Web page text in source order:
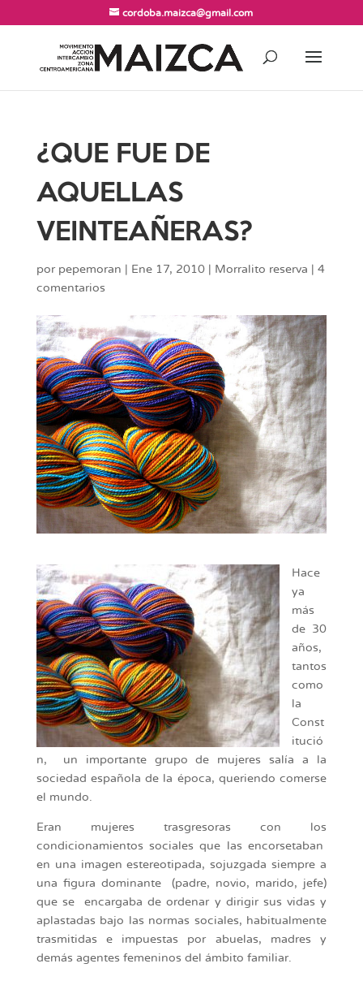
cordoba.maizca@gmail.com
¿QUE FUE DE
AQUELLAS
VEINTEAÑERAS?
por pepemoran Ene 17, 2010| Morralito reserva
4
comentarios
Hace
ya
más
de 30
años,
tantos
como
la
Const
itució
n, un importante grupo de mujeres salía a la
sociedad española de la época, queriendo comerse
el mundo.
Eran mujeres trasgresoras con los
condicionamientos sociales que las encorsetaban
en una imagen estereotipada, sojuzgada siempre a
una figura dominante (padre, novio, marido, jefe)
que se encargaba de ordenar y dirigir sus vidas y
aplastadas bajo las normas sociales, habitualmente
trasmitidas e impuestas por abuelas, madres y
demás agentes femeninos del ámbito familiar.